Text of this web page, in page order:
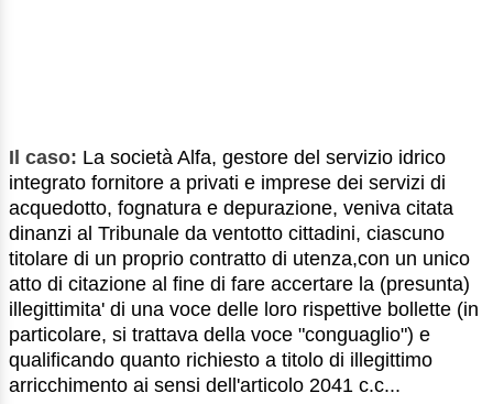
Il caso: La società Alfa, gestore del servizio idrico
integrato fornitore a privati e imprese dei servizi di
acquedotto, fognatura e depurazione, veniva citata
dinanzi al Tribunale da ventotto cittadini, ciascuno
titolare di un proprio contratto di utenza,con un unico
atto di citazione al fine di fare accertare la (presunta)
illegittimita' di una voce delle loro rispettive bollette (in
particolare, si trattava della voce "conguaglio") e
qualificando quanto richiesto a titolo di illegittimo
arricchimento ai sensi dell'articolo 2041 c.c...